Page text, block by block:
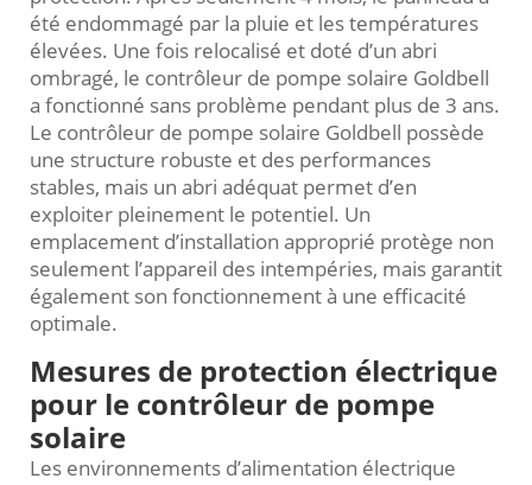
été endommagé par la pluie et les températures
élevées. Une fois relocalisé et doté d’un abri
ombragé, le contrôleur de pompe solaire Goldbell
a fonctionné sans problème pendant plus de 3 ans.
Le contrôleur de pompe solaire Goldbell possède
une structure robuste et des performances
stables, mais un abri adéquat permet d’en
exploiter pleinement le potentiel. Un
emplacement d’installation approprié protège non
seulement l’appareil des intempéries, mais garantit
également son fonctionnement à une efficacité
optimale.
Mesures de protection électrique
pour le contrôleur de pompe
solaire
Les environnements d’alimentation électrique